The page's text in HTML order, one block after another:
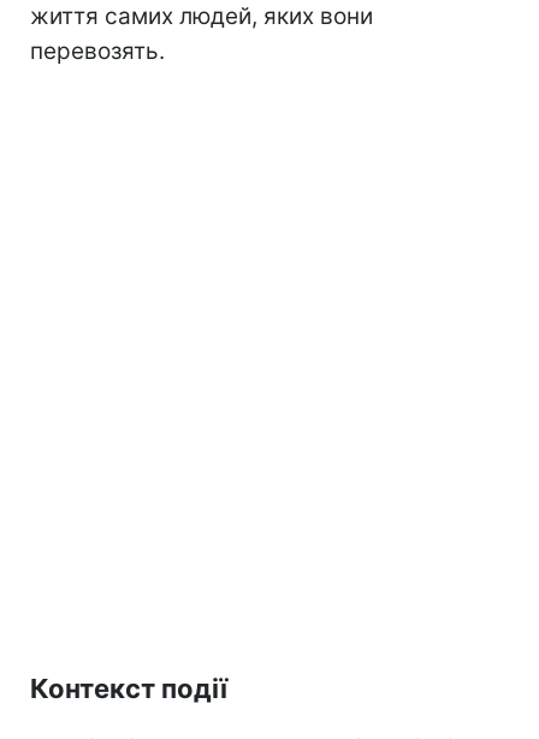
життя самих людей, яких вони
перевозять.
Контекст події